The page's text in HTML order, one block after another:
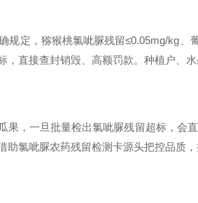
规定，猕猴桃氯呲脲残留≤0.05mg/kg
，直接查封销毁、高额罚款。种植户、
果，一旦批量检出氯呲脲残留超标，会
助氯呲脲农药残留检测卡源头把控品质